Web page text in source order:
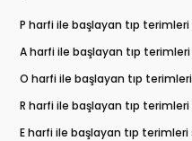
P harfi ile başlayan tıp
A harfi ile başlayan tıp
O harfi ile başlayan tıp
R harfi ile başlayan tıp
E harfi ile başlayan tıp